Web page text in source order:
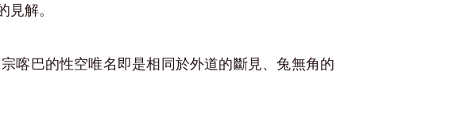
解。
喀巴的性空唯名即是相同於外道的斷見、兔無角的